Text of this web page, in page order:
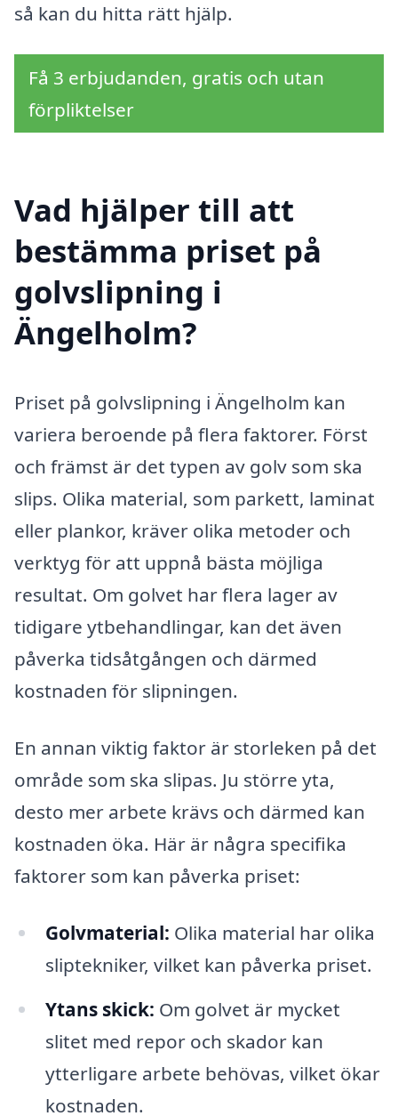
så kan du hitta rätt hjälp.
Få 3 erbjudanden, gratis och utan
förpliktelser
Vad hjälper till att
bestämma priset på
golvslipning i
Ängelholm?
Priset på golvslipning i Ängelholm kan
variera beroende på flera faktorer. Först
och främst är det typen av golv som ska
slips. Olika material, som parkett, laminat
eller plankor, kräver olika metoder och
verktyg för att uppnå bästa möjliga
resultat. Om golvet har flera lager av
tidigare ytbehandlingar, kan det även
påverka tidsåtgången och därmed
kostnaden för slipningen.
En annan viktig faktor är storleken på det
område som ska slipas. Ju större yta,
desto mer arbete krävs och därmed kan
kostnaden öka. Här är några specifika
faktorer som kan påverka priset:
Golvmaterial: Olika material har olika
sliptekniker, vilket kan påverka priset.
Ytans skick: Om golvet är mycket
slitet med repor och skador kan
ytterligare arbete behövas, vilket ökar
kostnaden.